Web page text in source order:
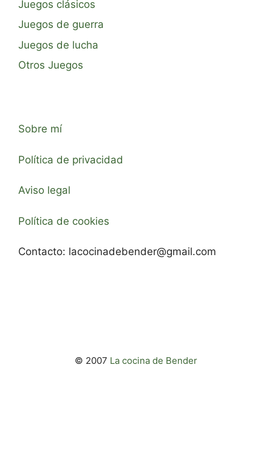
Juegos clásicos
Juegos de guerra
Juegos de lucha
Otros Juegos
Sobre mí
Política de privacidad
Aviso legal
Política de cookies
Contacto: lacocinadebender@gmail.com
© 2007 La cocina de Bender